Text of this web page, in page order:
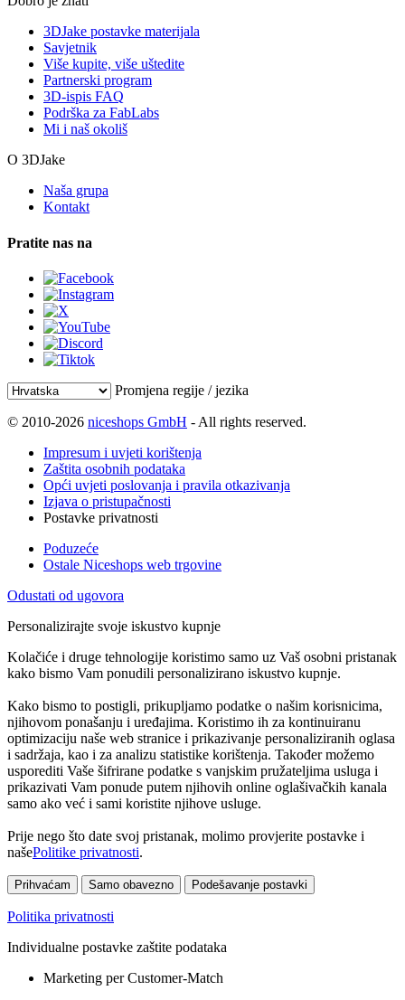
3DJake postavke materijala
Savjetnik
Više kupite, više uštedite
Partnerski program
3D-ispis FAQ
Podrška za FabLabs
Mi i naš okoliš
O 3DJake
Naša grupa
Kontakt
Pratite nas na
Promjena regije / jezika
© 2010-2026 niceshops GmbH - All rights reserved.
Impresum i uvjeti korištenja
Zaštita osobnih podataka
Opći uvjeti poslovanja i pravila otkazivanja
Izjava o pristupačnosti
Postavke privatnosti
Poduzeće
Ostale Niceshops web trgovine
Odustati od ugovora
Personalizirajte svoje iskustvo kupnje
Kolačiće i druge tehnologije koristimo samo uz Vaš osobni pristanak
kako bismo Vam ponudili personalizirano iskustvo kupnje.
Kako bismo to postigli, prikupljamo podatke o našim korisnicima,
njihovom ponašanju i uređajima. Koristimo ih za kontinuiranu
optimizaciju naše web stranice i prikazivanje personaliziranih oglasa
i sadržaja, kao i za analizu statistike korištenja. Također možemo
usporediti Vaše šifrirane podatke s vanjskim pružateljima usluga i
prikazivati Vam ponude putem njihovih online oglašivačkih kanala
samo ako već i sami koristite njihove usluge.
Prije nego što date svoj pristanak, molimo provjerite postavke i
našePolitike privatnosti.
Prihvaćam Samo obavezno Podešavanje postavki
Politika privatnosti
Individualne postavke zaštite podataka
Marketing per Customer-Match